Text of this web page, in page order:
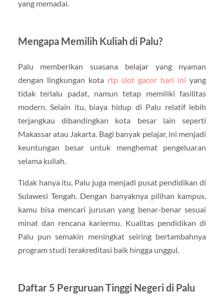
yang memadai.
Mengapa Memilih Kuliah di Palu?
Palu memberikan suasana belajar yang nyaman
dengan lingkungan kota rtp slot gacor hari ini yang
tidak terlalu padat, namun tetap memiliki fasilitas
modern. Selain itu, biaya hidup di Palu relatif lebih
terjangkau dibandingkan kota besar lain seperti
Makassar atau Jakarta. Bagi banyak pelajar, ini menjadi
keuntungan besar untuk menghemat pengeluaran
selama kuliah.
Tidak hanya itu, Palu juga menjadi pusat pendidikan di
Sulawesi Tengah. Dengan banyaknya pilihan kampus,
kamu bisa mencari jurusan yang benar-benar sesuai
minat dan rencana kariermu. Kualitas pendidikan di
Palu pun semakin meningkat seiring bertambahnya
program studi terakreditasi baik hingga unggul.
Daftar 5 Perguruan Tinggi Negeri di Palu